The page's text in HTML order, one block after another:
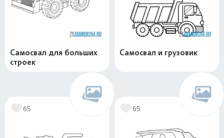
Самосвал для больших
строек
Самосвал и грузовик
65 65